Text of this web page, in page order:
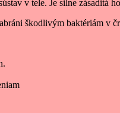
v tele. Je silne zásaditá
škodlivým baktériám v